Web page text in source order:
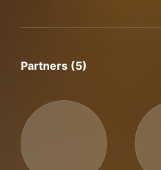
Partners (5)